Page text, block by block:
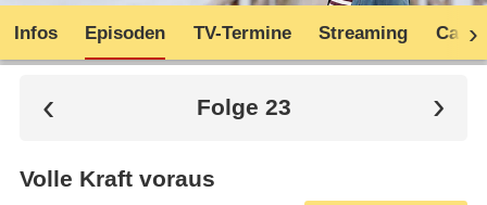
Infos Episoden TV-Termine Streaming Cast
Folge 23
Volle Kraft voraus